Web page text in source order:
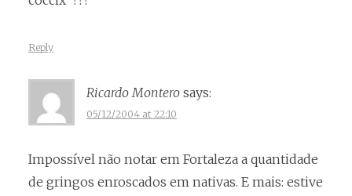
Reply
Ricardo Montero says:
05/12/2004 at 22:10
Impossível não notar em Fortaleza a quantidade
de gringos enroscados em nativas. E mais: estive